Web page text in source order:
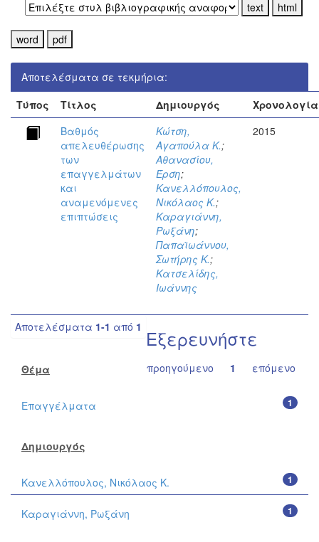
Αποτελέσματα σε τεκμήρια:
Τύπος
Τίτλος Δημιουργός
Χρονολογία
Βαθμός
απελευθέρωσης
των
επαγγελμάτων
και
αναμενόμενες
επιπτώσεις
Κώτση,
Αγαπούλα Κ.;
Αθανασίου,
Έρση;
Κανελλόπουλος,
Νικόλαος Κ.;
Καραγιάννη,
Ρωξάνη;
Παπαϊωάννου,
Σωτήρης Κ.;
Κατσελίδης,
Ιωάννης
2015
Αποτελέσματα 1-1 από 1
προηγούμενο 1 επόμενο
Εξερευνήστε
Θέμα
1
Επαγγέλματα
Δημιουργός
1
Κανελλόπουλος, Νικόλαος Κ.
1
Καραγιάννη, Ρωξάνη